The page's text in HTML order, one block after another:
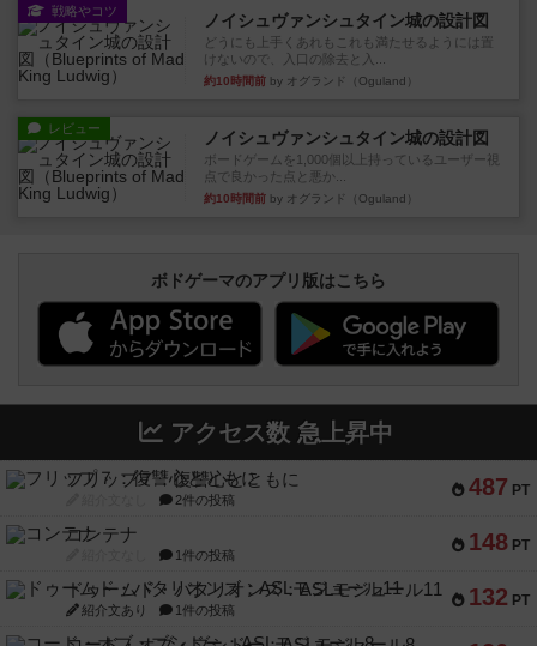
戦略やコツ ノイシュヴァンシュタイン城の設計図
どうにも上手くあれもこれも満たせるようには置
けないので、入口の除去と入...
約10時間前 by オグランド（Oguland）
レビュー ノイシュヴァンシュタイン城の設計図
ボードゲームを1,000個以上持っているユーザー視
点で良かった点と悪か...
約10時間前 by オグランド（Oguland）
ボドゲーマのアプリ版はこちら
アクセス数 急上昇中
487 PT
フリップ７：復讐心とともに
2件の投稿
148 PT
コンテナ
1件の投稿
132 PT
ドゥームド・バタリオンズ：ASLモジュール11
紹介文あり 1件の投稿